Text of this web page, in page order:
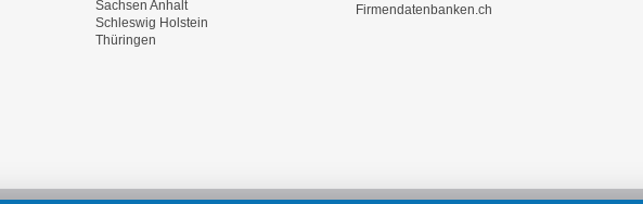
Sachsen Anhalt
Schleswig Holstein
Thüringen
Firmendatenbanken.ch